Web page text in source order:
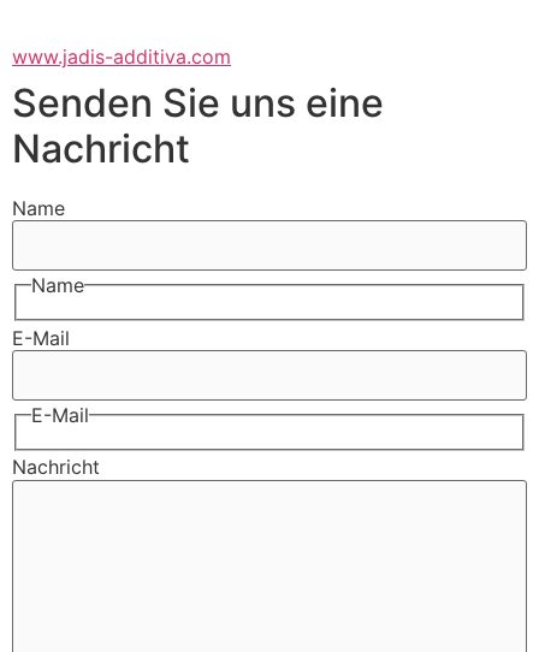
www.jadis-additiva.com
Senden Sie uns eine
Nachricht
Name
Name
E-Mail
E-Mail
Nachricht